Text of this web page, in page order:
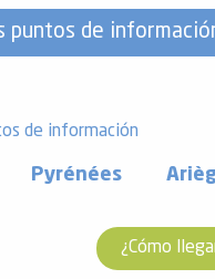
puntos de
de información
Pyrénées
¿Cómo